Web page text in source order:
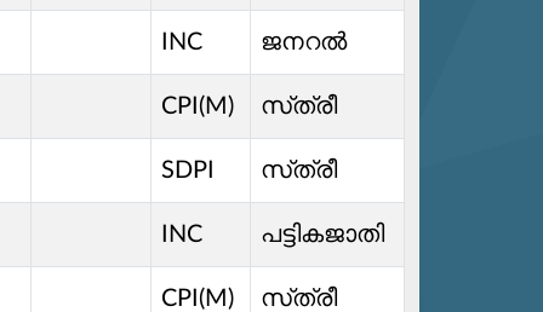
INC ജനറൽ
CPI(M) സ്‌ത്രീ
SDPI സ്‌ത്രീ
INC പട്ടികജാതി
CPI(M) സ്‌ത്രീ